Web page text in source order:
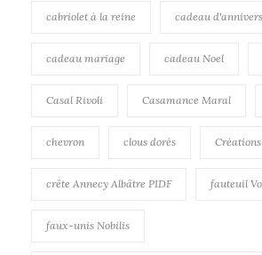
cabriolet à la reine cadeau
cadeau mariage cadeau Noel
Casal Rivoli Casamance Maral
chevron clous dorés
crête Annecy Albâtre PIDF fauteuil
faux-unis Nobilis